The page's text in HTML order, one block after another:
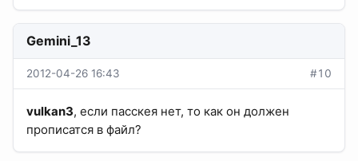
Gemini_13
2012-04-26 16:43 #10
vulkan3, если пасскея нет, то как он должен
прописатся в файл?